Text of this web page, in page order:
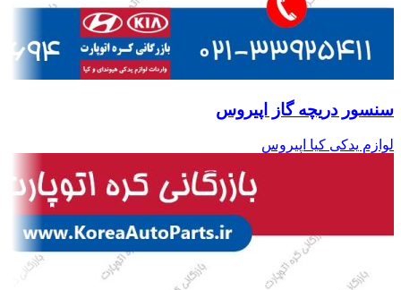
سنسور دریچه گاز اپیروس
لوازم یدکی کیا اپیروس